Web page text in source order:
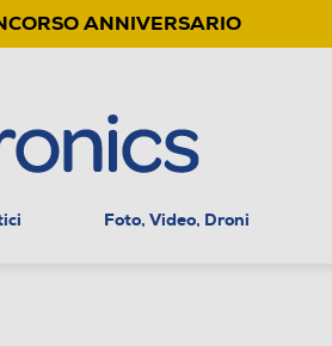
ANNIVERSARIO
Foto, Video, Droni